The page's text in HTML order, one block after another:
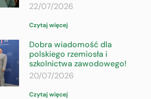
22/07/2026
Czytaj więcej
Dobra wiadomość dla
polskiego rzemiosła i
szkolnictwa zawodowego!
20/07/2026
Czytaj więcej